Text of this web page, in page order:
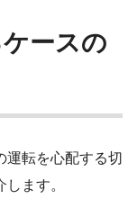
ースの
運転を心配する切
ます。